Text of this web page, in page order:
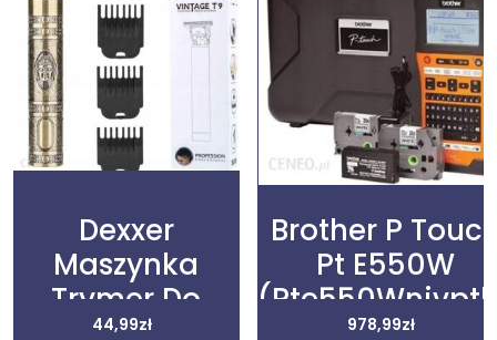
Dexxer
Maszynka
Trymer Do
44,99zł
Brother P
Pt E550W
978,99zł